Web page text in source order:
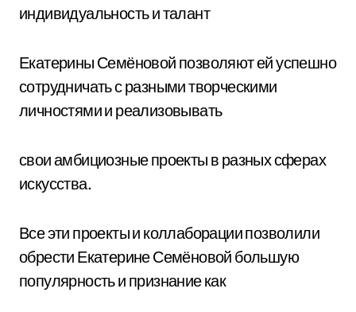
индивидуальность и талант
Екатерины Семёновой позволяют ей успешно
сотрудничать с разными творческими
личностями и реализовывать
свои амбициозные проекты в разных сферах
искусства.
Все эти проекты и коллаборации позволили
обрести Екатерине Семёновой большую
популярность и признание как